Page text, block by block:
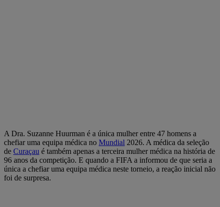
A Dra. Suzanne Huurman é a única mulher entre 47 homens a
chefiar uma equipa médica no Mundial 2026. A médica da seleção
de Curaçau é também apenas a terceira mulher médica na história de
96 anos da competição. E quando a FIFA a informou de que seria a
única a chefiar uma equipa médica neste torneio, a reação inicial não
foi de surpresa.